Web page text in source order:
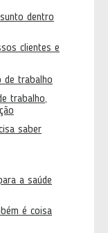
dentro
clientes e
de trabalho
trabalho,
saber
a saúde
é coisa